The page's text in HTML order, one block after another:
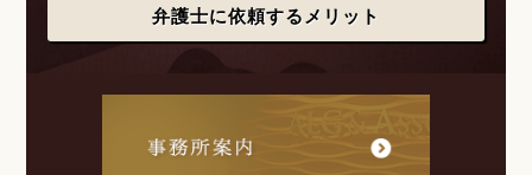
弁護士に依頼するメリット